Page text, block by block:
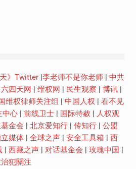
天》Twitter|李老师不是你老师| 中共
六四天网 | 维权网 | 民生观察 | 博讯|
维权律师关注组 | 中国人权 | 看不见
中心| 前线卫士| 国际特赦 | 人权观
金会 | 北京爱知行| 传知行| 公盟
媒体| 全球之声| 安全工具箱 | 西
| 西藏之声| 对话基金会 | 玫瑰中国 |
犯關注